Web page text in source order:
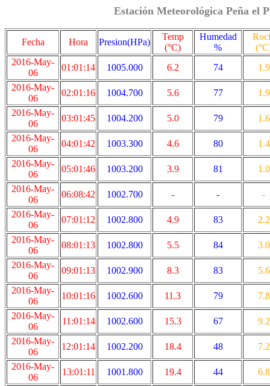
Estación Meteorológica Peña el
Fecha Hora Presion(HPa)
Temp
(°C)
Humedad
%
2016-May-
06
01:01:14 1005.000 6.2 74
1.9
2016-May-
06
02:01:16 1004.700 5.6 77
1.9
2016-May-
06
03:01:45 1004.200 5.0 79
1.6
2016-May-
06
04:01:42 1003.300 4.6 80
1.4
2016-May-
06
05:01:46 1003.200 3.9 81
1.0
2016-May-
06
06:08:42 1002.700 - -
-
2016-May-
06
07:01:12 1002.800 4.9 83
2.2
2016-May-
06
08:01:13 1002.800 5.5 84
3.0
2016-May-
06
09:01:13 1002.900 8.3 83
5.6
2016-May-
06
10:01:16 1002.600 11.3 79
7.8
2016-May-
06
11:01:14 1002.600 15.3 67
9.2
2016-May-
06
12:01:14 1002.200 18.4 48
7.2
2016-May-
06
13:01:11 1001.800 19.4 44
6.8